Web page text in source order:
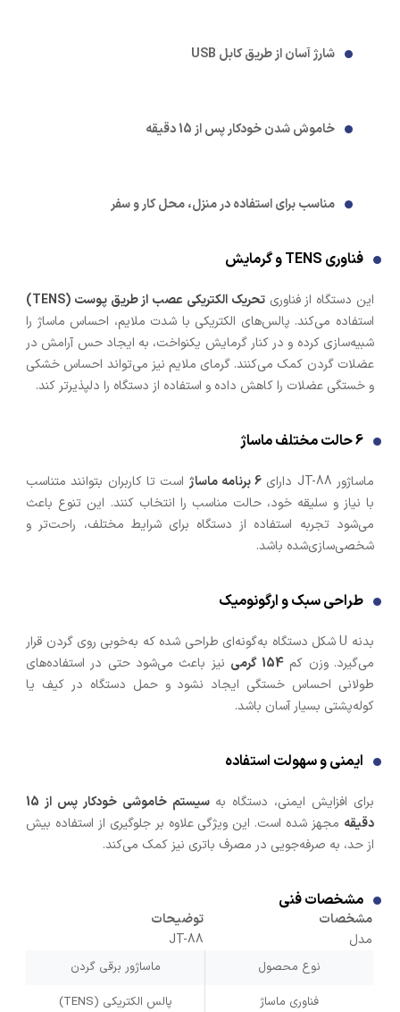
شارژ آسان از طریق کابل USB
خاموش شدن خودکار پس از 15 دقیقه
مناسب برای استفاده در منزل، محل کار و سفر
فناوری TENS و گرمایش
این دستگاه از فناوریتحریک الکتریکی عصب از طریق پوست (TENS)
استفاده می‌کند. پالس‌های الکتریکی با شدت ملایم، احساس ماساژ را
شبیه‌سازی کرده و در کنار گرمایش یکنواخت، به ایجاد حس آرامش در
عضلات گردن کمک می‌کنند. گرمای ملایم نیز می‌تواند احساس خشکی
و خستگی عضلات را کاهش داده و استفاده از دستگاه را دلپذیرتر کند.
6 حالت مختلف ماساژ
ماساژور JT-88 دارای 6 برنامه ماساژ
است تا کاربران بتوانند متناسب
با نیاز و سلیقه خود، حالت مناسب را انتخاب کنند. این تنوع باعث
می‌شود تجربه استفاده از دستگاه برای شرایط مختلف، راحت‌تر و
شخصی‌سازی‌شده باشد.
طراحی سبک و ارگونومیک
بدنه U شکل دستگاه به‌گونه‌ای طراحی شده که به‌خوبی روی گردن قرار
می‌گیرد. وزن کم 154 گرمی
نیز باعث می‌شود حتی در استفاده‌های
طولانی احساس خستگی ایجاد نشود و حمل دستگاه در کیف یا
کوله‌پشتی بسیار آسان باشد.
ایمنی و سهولت استفاده
برای افزایش ایمنی، دستگاه به
سیستم خاموشی خودکار پس از 15
دقیقه مجهز شده است. این ویژگی علاوه بر جلوگیری از استفاده بیش
از حد، به صرفه‌جویی در مصرف باتری نیز کمک می‌کند.
مشخصات فنی
مشخصات
توضیحات
مدل
JT-88
نوع محصول
ماساژور برقی گردن
فناوری ماساژ
پالس الکتریکی (TENS)